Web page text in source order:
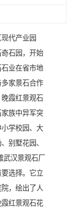
代产业园
石园，开始
业在省市地
家景石合作
霞红景观石
族中异军突
学校园、大
别墅花园、
武汉景观石厂
选择。它立
，绘出了人
红景观石花